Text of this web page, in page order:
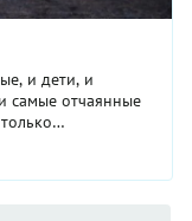
и дети, и
самые отчаянные
других ...